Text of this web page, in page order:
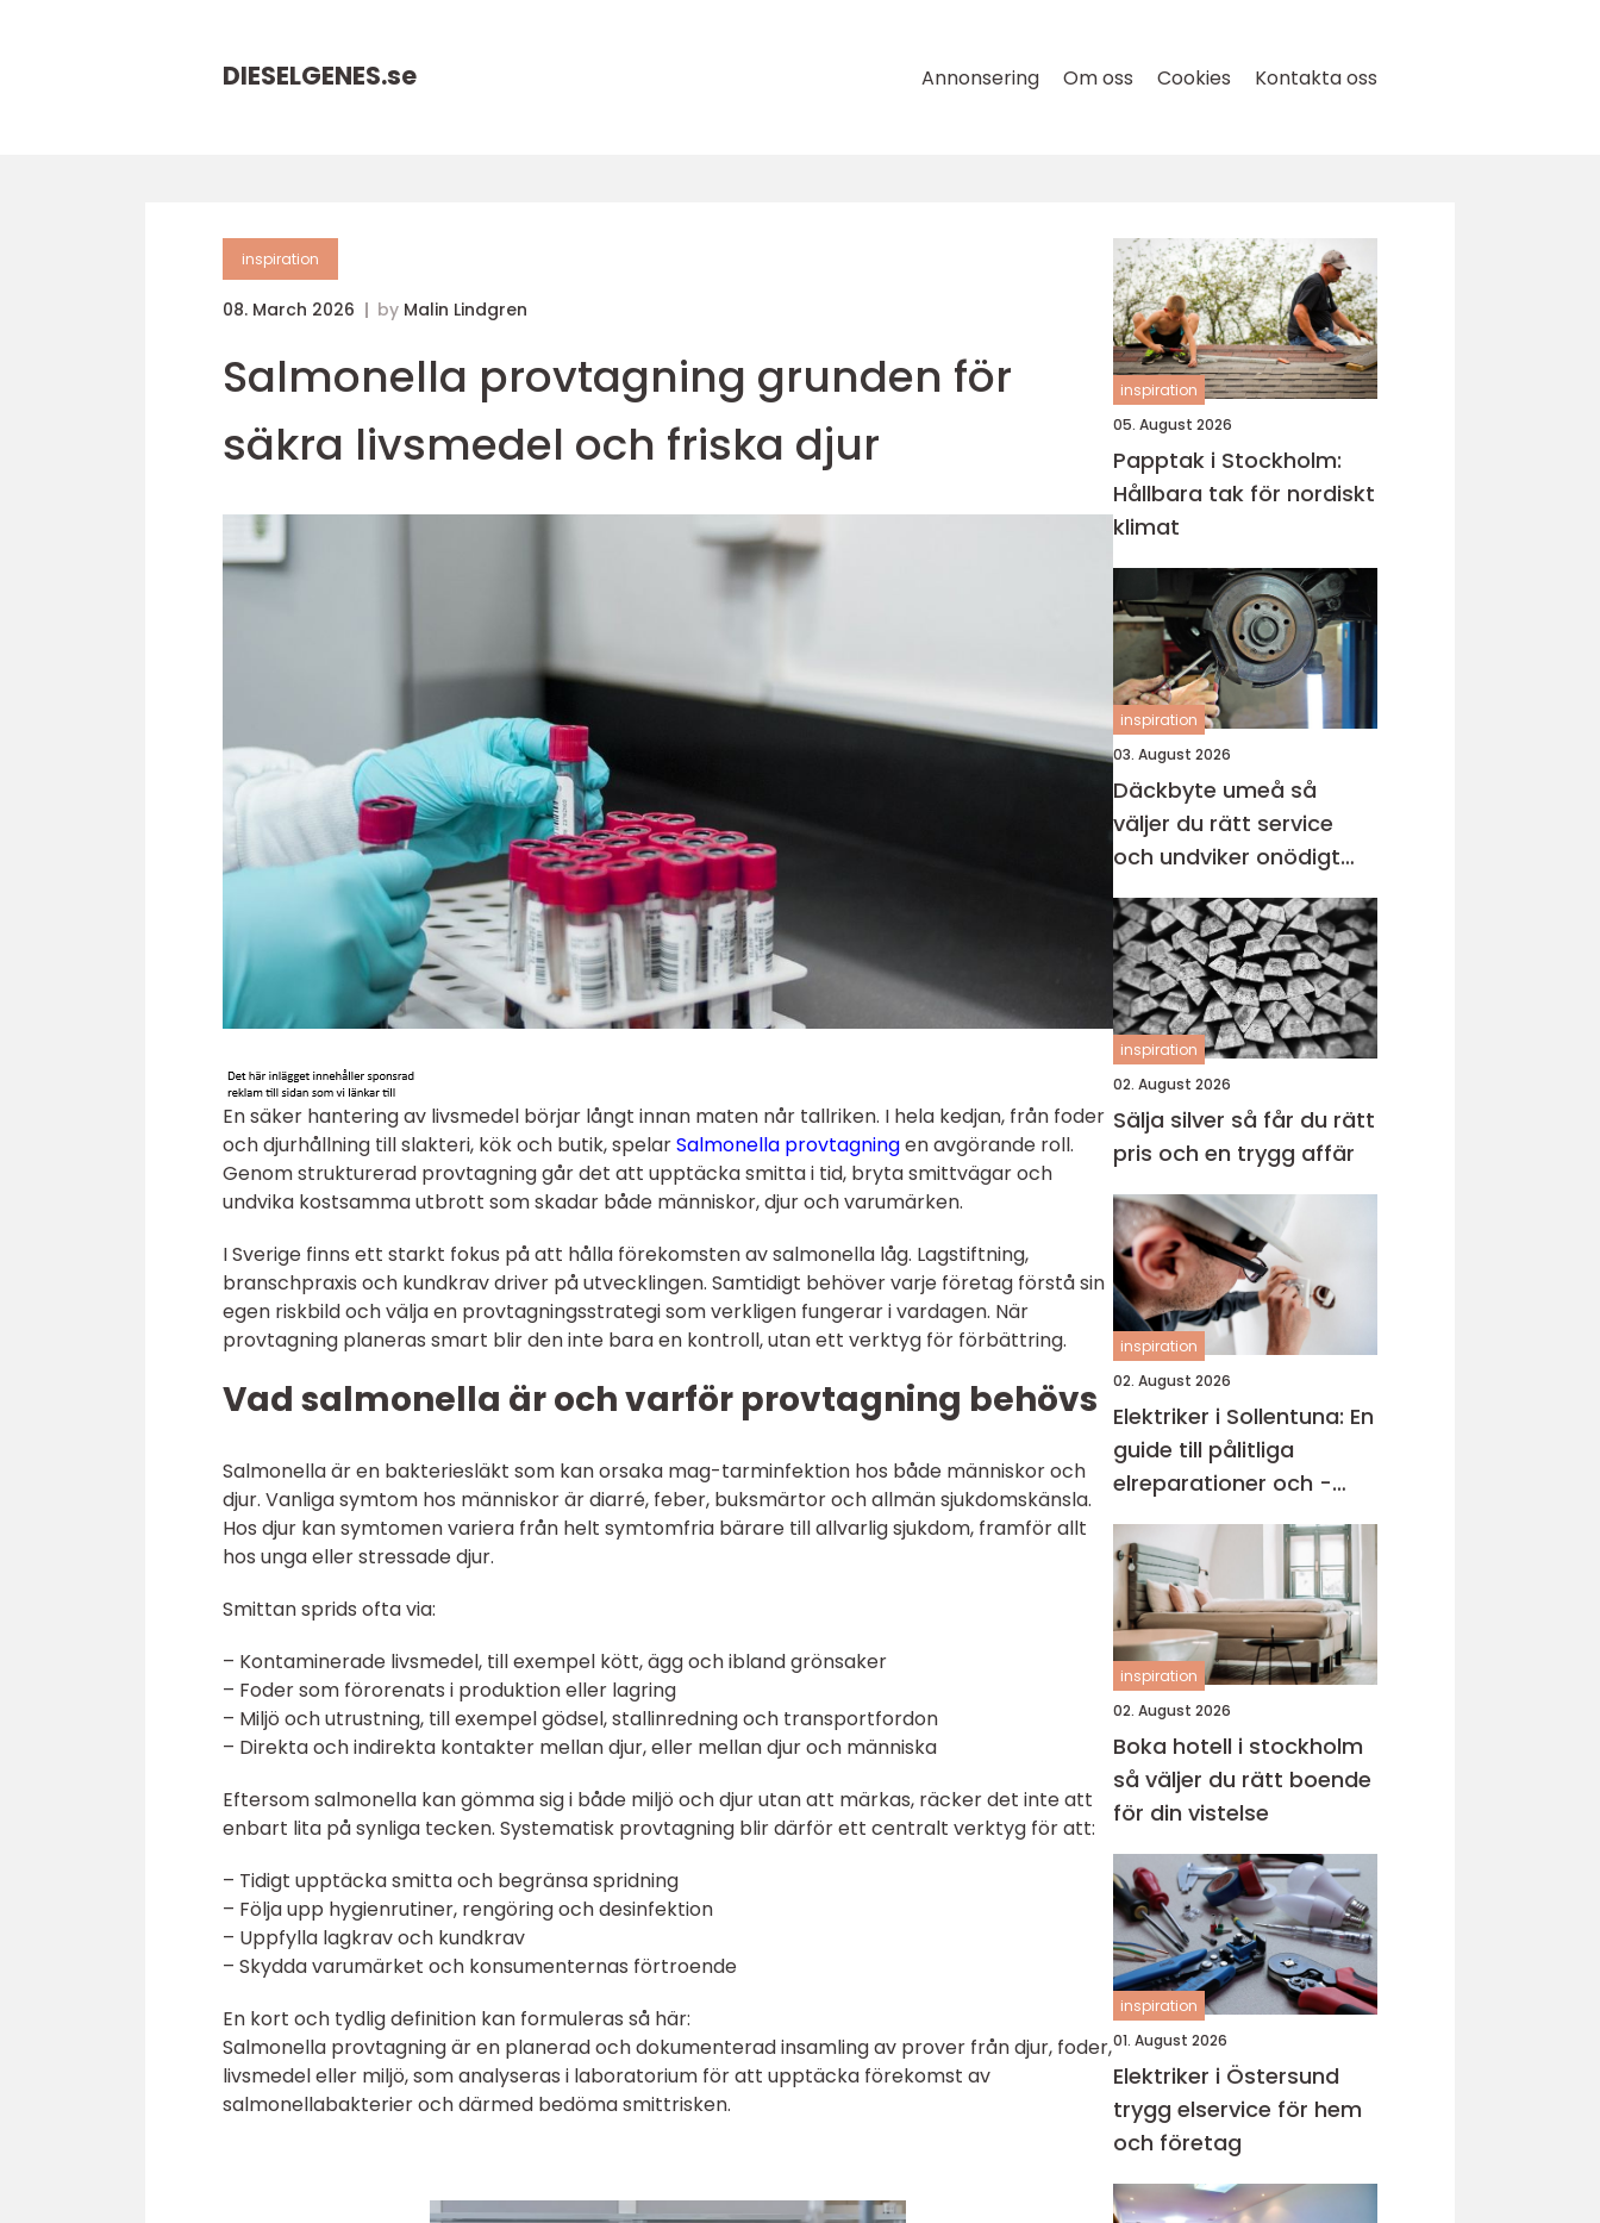
DIESELGENES.se Annonsering Om oss Cookies Kontakta oss
inspiration
08. March 2026 by Malin Lindgren
Salmonella provtagning grunden för
säkra livsmedel och friska djur
En säker hantering av livsmedel börjar långt innan maten når tallriken. I hela kedjan, från foder
och djurhållning till slakteri, kök och butik, spelarSalmonella provtagningen avgörande roll.
Genom strukturerad provtagning går det att upptäcka smitta i tid, bryta smittvägar och
undvika kostsamma utbrott som skadar både människor, djur och varumärken.
I Sverige finns ett starkt fokus på att hålla förekomsten av salmonella låg. Lagstiftning,
branschpraxis och kundkrav driver på utvecklingen. Samtidigt behöver varje företag förstå sin
egen riskbild och välja en provtagningsstrategi som verkligen fungerar i vardagen. När
provtagning planeras smart blir den inte bara en kontroll, utan ett verktyg för förbättring.
Vad salmonella är och varför provtagning behövs
Salmonella är en bakteriesläkt som kan orsaka mag-tarminfektion hos både människor och
djur. Vanliga symtom hos människor är diarré, feber, buksmärtor och allmän sjukdomskänsla.
Hos djur kan symtomen variera från helt symtomfria bärare till allvarlig sjukdom, framför allt
hos unga eller stressade djur.
Smittan sprids ofta via:
– Kontaminerade livsmedel, till exempel kött, ägg och ibland grönsaker
– Foder som förorenats i produktion eller lagring
– Miljö och utrustning, till exempel gödsel, stallinredning och transportfordon
– Direkta och indirekta kontakter mellan djur, eller mellan djur och människa
Eftersom salmonella kan gömma sig i både miljö och djur utan att märkas, räcker det inte att
enbart lita på synliga tecken. Systematisk provtagning blir därför ett centralt verktyg för att:
– Tidigt upptäcka smitta och begränsa spridning
– Följa upp hygienrutiner, rengöring och desinfektion
– Uppfylla lagkrav och kundkrav
– Skydda varumärket och konsumenternas förtroende
En kort och tydlig definition kan formuleras så här:
Salmonella provtagning är en planerad och dokumenterad insamling av prover från djur, foder,
livsmedel eller miljö, som analyseras i laboratorium för att upptäcka förekomst av
salmonellabakterier och därmed bedöma smittrisken.
inspiration
05. August 2026
Papptak i Stockholm:
Hållbara tak för nordiskt
klimat
inspiration
03. August 2026
Däckbyte umeå så
väljer du rätt service
och undviker onödigt
slitage
inspiration
02. August 2026
Sälja silver så får du rätt
pris och en trygg affär
inspiration
02. August 2026
Elektriker i Sollentuna: En
guide till pålitliga
elreparationer och -
installationer
inspiration
02. August 2026
Boka hotell i stockholm
så väljer du rätt boende
för din vistelse
inspiration
01. August 2026
Elektriker i Östersund
trygg elservice för hem
och företag